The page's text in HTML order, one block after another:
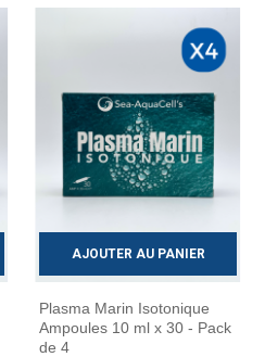
AJOUTER AU PANIER
Plasma Marin Isotonique
Ampoules 10 ml x 30 - Pack
de 4